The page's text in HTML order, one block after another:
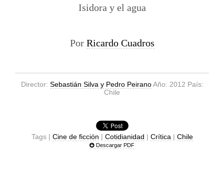
Isidora y el agua
Por Ricardo Cuadros
Director: Sebastián Silva y Pedro PeiranoAño: 2012 País:
Chile
Tags | Cine de ficción | Cotidianidad | Crítica | Chile
Descargar PDF